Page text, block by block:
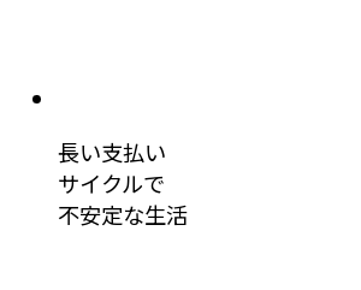
長い支払い
サイクルで
不安定な生活